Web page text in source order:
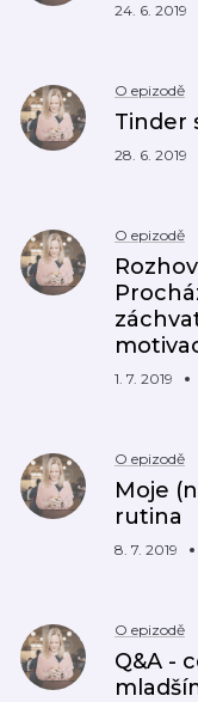
24. 6. 2019
O epizodě
Tinder
28. 6. 2019
O epizodě
1. 7. 2019
O epizodě
Moje
rutina
8. 7. 2019
O epizodě
Q&A -